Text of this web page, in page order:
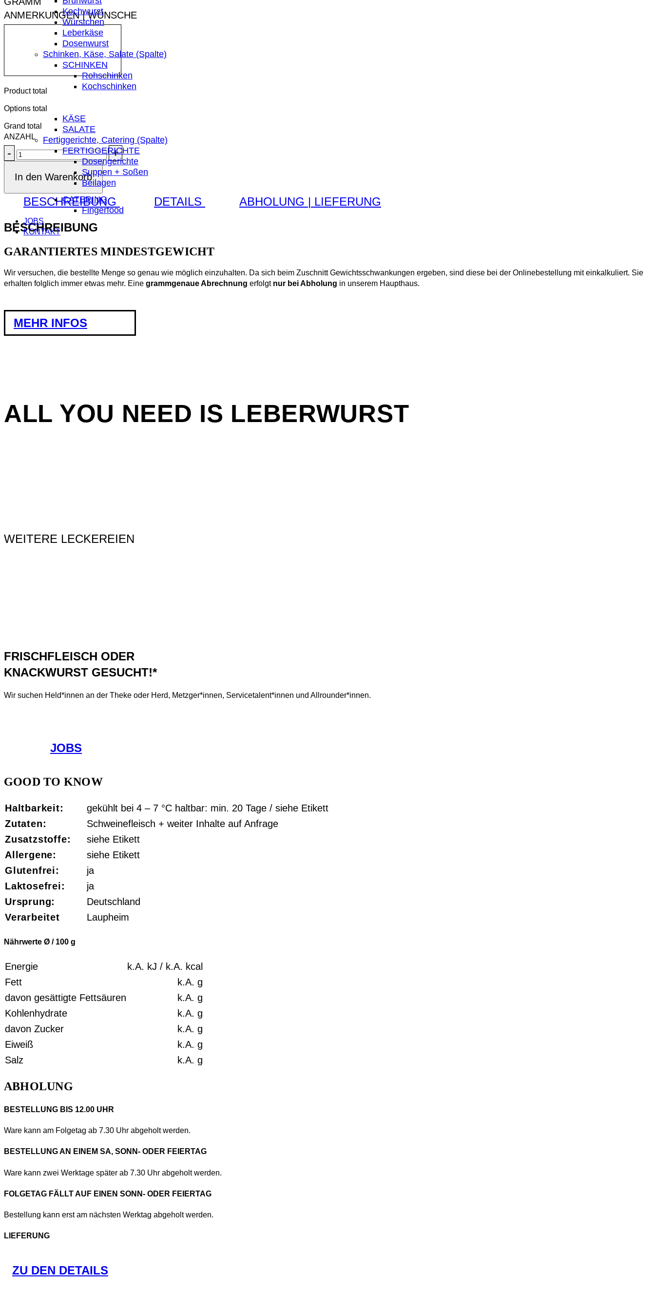
Kochwurst
Würstchen
Leberkäse
Dosenwurst
Schinken, Käse, Salate (Spalte)
SCHINKEN
Rohschinken
Kochschinken
KÄSE
SALATE
Fertiggerichte, Catering (Spalte)
FERTIGGERICHTE
Dosengerichte
Suppen + Soßen
Beilagen
CATERING
Fingerfood
JOBS
KONTAKT
ANMERKUNGEN | WÜNSCHE
Product total
Options total
Grand total
Hausmacher
Leberwurst
Menge
In den Warenkorb
BESCHREIBUNG DETAILS
ABHOLUNG | LIEFERUNG
BESCHREIBUNG
GARANTIERTES MINDESTGEWICHT
Wir versuchen, die bestellte Menge so genau wie möglich einzuhalten. Da sich beim Zuschnitt Gewichtsschwankungen ergeben, sind diese bei der Onlinebestellung mit einkalkuliert. Sie
erhalten folglich immer etwas mehr. Eine grammgenaue Abrechnung erfolgt nur bei Abholung in unserem Haupthaus.
MEHR INFOS
ALL YOU NEED IS LEBERWURST
WEITERE LECKEREIEN
FRISCHFLEISCH ODER
KNACKWURST GESUCHT!*
Wir suchen Held*innen an der Theke oder Herd, Metzger*innen, Servicetalent*innen und Allrounder*innen.
JOBS
GOOD TO KNOW
Haltbarkeit:
gekühlt bei 4 – 7 °C haltbar: min. 20 Tage / siehe Etikett
Zutaten:
Schweinefleisch + weiter Inhalte auf Anfrage
Zusatzstoffe:
siehe Etikett
Allergene:
siehe Etikett
Glutenfrei:
ja
Laktosefrei:
ja
Ursprung:
Deutschland
Verarbeitet
Laupheim
Nährwerte Ø / 100 g
Energie k.A. kJ / k.A. kcal
Fett
k.A. g
davon gesättigte Fettsäuren
k.A. g
Kohlenhydrate
k.A. g
davon Zucker
k.A. g
Eiweiß
k.A. g
Salz
k.A. g
ABHOLUNG
BESTELLUNG BIS 12.00 UHR
Ware kann am Folgetag ab 7.30 Uhr abgeholt werden.
BESTELLUNG AN EINEM SA, SONN- ODER FEIERTAG
Ware kann zwei Werktage später ab 7.30 Uhr abgeholt werden.
FOLGETAG FÄLLT AUF EINEN SONN- ODER FEIERTAG
Bestellung kann erst am nächsten Werktag abgeholt werden.
LIEFERUNG
ZU DEN DETAILS